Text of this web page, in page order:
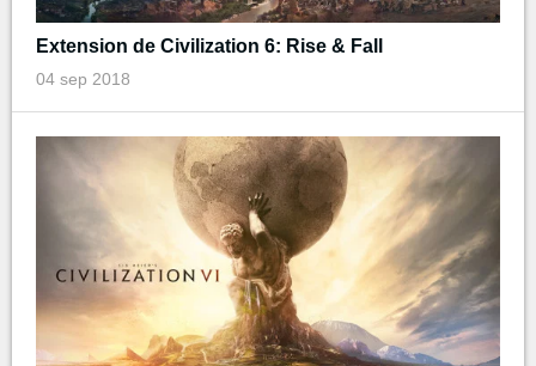
Extension de Civilization 6: Rise & Fall
04 sep 2018